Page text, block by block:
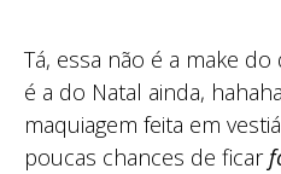
Tá, essa não é a make
é a do Natal ainda,
maquiagem feita em
poucas chances de ficar